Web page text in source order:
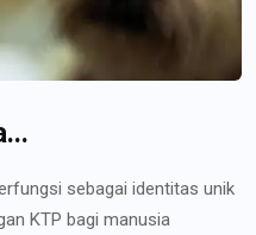
sebagai identitas unik
KTP bagi manusia